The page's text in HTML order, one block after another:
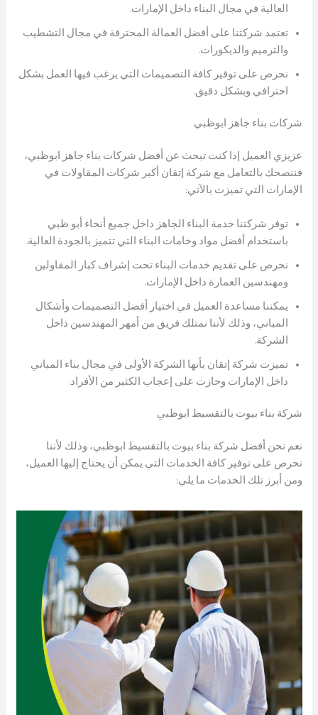
العالية في مجال البناء داخل الإمارات.
تعتمد شركتنا على أفضل العمالة المحترفة في مجال التشطيب
والترميم والديكورات.
نحرص على توفير كافة التصميمات التي يرغب فيها العمل بشكل
احترافي وبشكل دقيق.
شركات بناء جاهز ابوظبي
عزيزي العميل إذا كنت تبحث عن أفضل شركات بناء جاهز ابوظبي،
فننصحك بالتعامل مع شركة إتقان أكبر شركات المقاولات في
الإمارات التي تميزت بالآتي:
توفر شركتنا خدمة البناء الجاهز داخل جميع أنحاء أبو ظبي
باستخدام أفضل مواد وخامات البناء التي تتميز بالجودة العالية.
نحرص على تقديم خدمات البناء تحت إشراف كبار المقاولين
ومهندسين العمارة داخل الإمارات.
يمكننا مساعدة العميل في اختيار أفضل التصميمات وأشكال
المباني، وذلك لأننا نمتلك فريق من أمهر المهندسين داخل
الشركة.
تميزت شركة إتقان بأنها الشركة الأولى في مجال بناء المباني
داخل الإمارات وحازت على إعجاب الكثير من الأفراد.
شركة بناء بيوت بالتقسيط ابوظبي
نعم نحن أفضل شركة بناء بيوت بالتقسيط ابوظبي، وذلك لأننا
نحرص على توفير كافة الخدمات التي يمكن أن يحتاج إليها العميل،
ومن أبرز تلك الخدمات ما يلي: